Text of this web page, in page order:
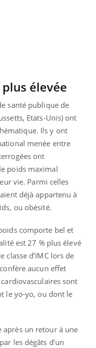
élevée
santé publique de
Etats-Unis) ont
Ils y ont
menée entre
ont
poids maximal
vie. Parmi celles
déjà appartenu à
ou obésité.
comporte bel et
est 27 % plus élevé
classe d’IMC lors de
aucun effet
sont
le yo-yo, ou dont le
après un retour à une
les dégâts d’un